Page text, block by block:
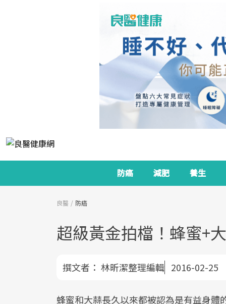
防癌 減肥 養生
良醫 防癌
超級黃金拍檔！蜂蜜+
撰文者： 林昕潔整理編輯 2016-02-25
蜂蜜和大蒜長久以來都被認為是有益身